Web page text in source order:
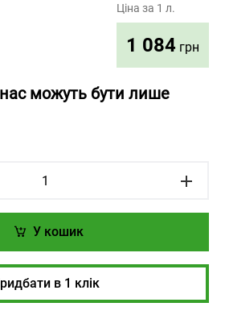
Ціна за 1 л.
1 084 грн
можуть бути лише
У кошик
в 1 клік